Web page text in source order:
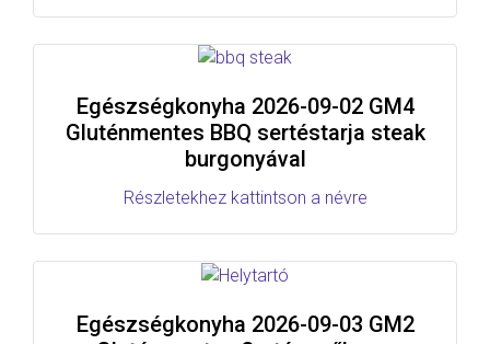
Egészségkonyha 2026-09-02 GM4
Gluténmentes BBQ sertéstarja steak
burgonyával
Részletekhez kattintson a névre
Egészségkonyha 2026-09-03 GM2